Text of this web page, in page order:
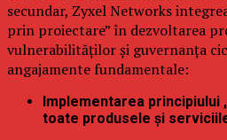
secundar, Zyxel Networks
prin proiectare” în dezvoltarea
vulnerabilităților și guvernanța
angajamente fundamentale:
Implementarea principiului
toate produsele și